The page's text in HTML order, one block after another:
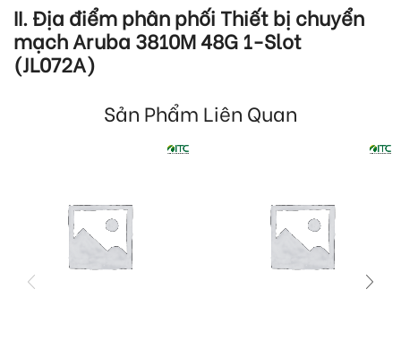
II. Địa điểm phân phối Thiết bị chuyển
mạch Aruba 3810M 48G 1-Slot
(JL072A)
Sản Phẩm Liên Quan